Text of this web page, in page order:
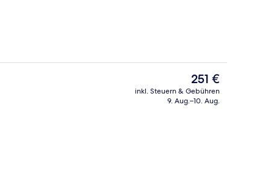
Fitnessbereich
Der
aktuelle
Preis
251 €
inkl. Steuern & Gebühren
9. Aug.–10. Aug.